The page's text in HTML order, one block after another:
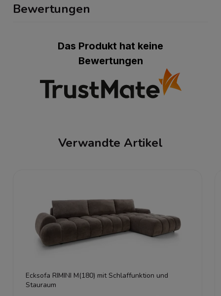
Bewertungen
Das Produkt hat keine
Bewertungen
Verwandte Artikel
Ecksofa RIMINI M(180) mit Schlaffunktion und
Stauraum